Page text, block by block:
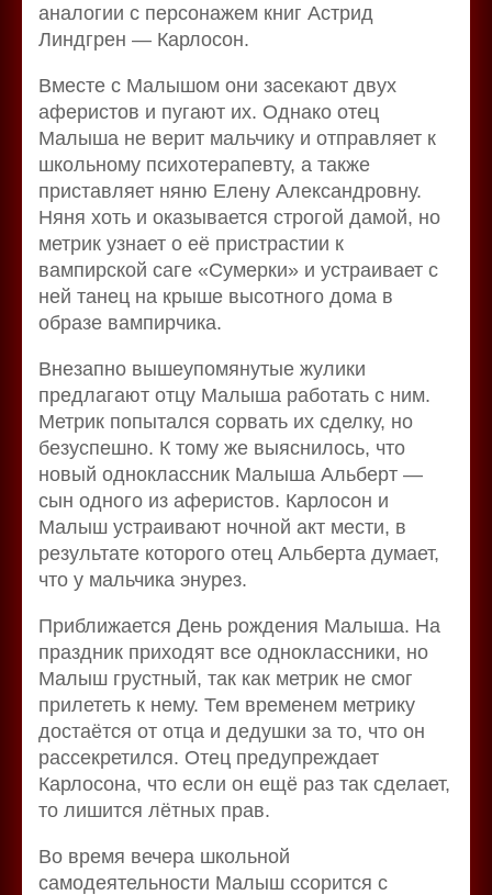
аналогии с персонажем книг Астрид
Линдгрен — Карлосон.
Вместе с Малышом они засекают двух
аферистов и пугают их. Однако отец
Малыша не верит мальчику и отправляет к
школьному психотерапевту, а также
приставляет няню Елену Александровну.
Няня хоть и оказывается строгой дамой, но
метрик узнает о её пристрастии к
вампирской саге «Сумерки» и устраивает с
ней танец на крыше высотного дома в
образе вампирчика.
Внезапно вышеупомянутые жулики
предлагают отцу Малыша работать с ним.
Метрик попытался сорвать их сделку, но
безуспешно. К тому же выяснилось, что
новый одноклассник Малыша Альберт —
сын одного из аферистов. Карлосон и
Малыш устраивают ночной акт мести, в
результате которого отец Альберта думает,
что у мальчика энурез.
Приближается День рождения Малыша. На
праздник приходят все одноклассники, но
Малыш грустный, так как метрик не смог
прилететь к нему. Тем временем метрику
достаётся от отца и дедушки за то, что он
рассекретился. Отец предупреждает
Карлосона, что если он ещё раз так сделает,
то лишится лётных прав.
Во время вечера школьной
самодеятельности Малыш ссорится с